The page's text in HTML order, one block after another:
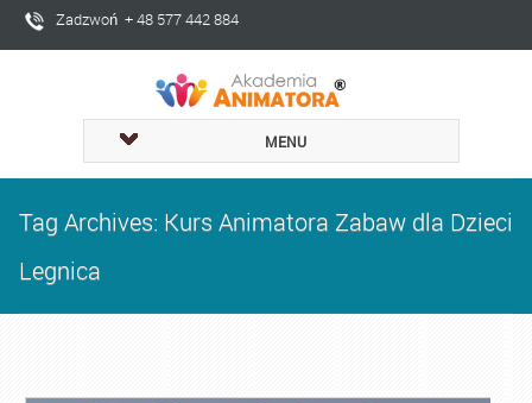
Zadzwoń + 48 577 442 884
MENU
Tag Archives: Kurs Animatora Zabaw dla Dzieci
Legnica